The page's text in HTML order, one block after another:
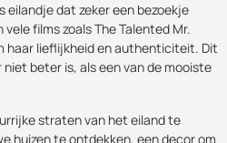
eilandje dat zeker een bezoekje
films zoals The Talented Mr.
haar lieflijkheid en authenticiteit. Dit
beter is, als een van de mooiste
straten van het eiland te
huizen te ontdekken, een decor om